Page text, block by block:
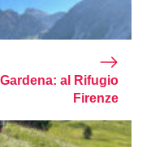
al Rifugio
Firenze